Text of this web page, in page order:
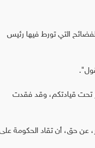
التي تورط فيها رئيس
تحت قيادتكم، وقد فقدت
عن حق، أن تقاد الحكومة